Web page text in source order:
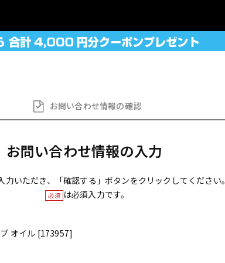
お問い合わせ情報の確認
お問い合わせ情報の入力
力いただき、「確認する」ボタンをクリックしてください。
必須 は必須入力です。
オイル [173957]